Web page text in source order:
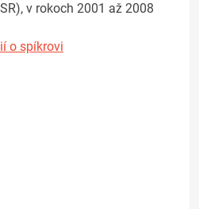
v rokoch 2001 až 2008
o spíkrovi